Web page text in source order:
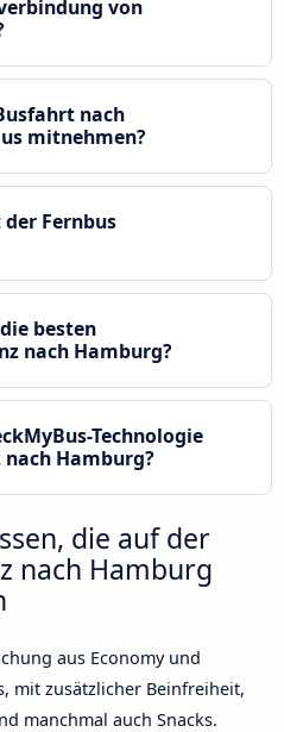
von
nach
mitnehmen?
Fernbus
besten
nach Hamburg?
Technologie
Hamburg?
die auf der
nach Hamburg
aus Economy und
mit zusätzlicher Beinfreiheit,
manchmal auch Snacks.